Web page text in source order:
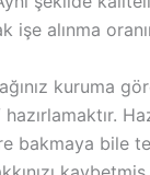
işe alınma
kuruma
hazırlamaktır.
bakmaya bile